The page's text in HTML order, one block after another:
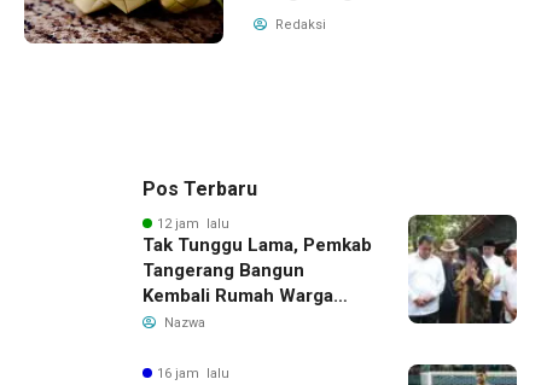
Redaksi
Pos Terbaru
12 jam lalu
Tak Tunggu Lama, Pemkab
Tangerang Bangun
Kembali Rumah Warga
yang Roboh Akibat Puting
Nazwa
16 jam lalu